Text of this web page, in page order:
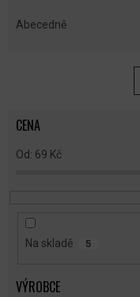
Abecedně
CENA
69 Kč
Na skladě 5
VÝROBCE